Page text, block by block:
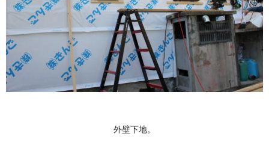
外壁下地。